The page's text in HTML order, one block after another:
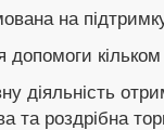
на
діяльність
та роздрібна